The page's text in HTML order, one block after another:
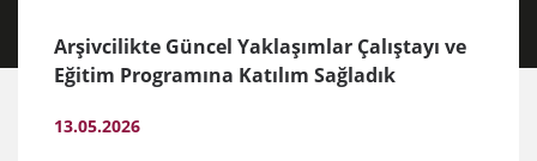
Arşivcilikte Güncel Yaklaşımlar Çalıştayı ve
Eğitim Programına Katılım Sağladık
13.05.2026